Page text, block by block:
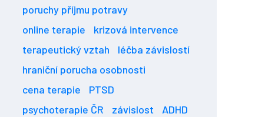
poruchy příjmu potravy
online terapie
krizová intervence
terapeutický vztah
léčba závislostí
hraniční porucha osobnosti
cena terapie
PTSD
psychoterapie ČR
závislost
ADHD